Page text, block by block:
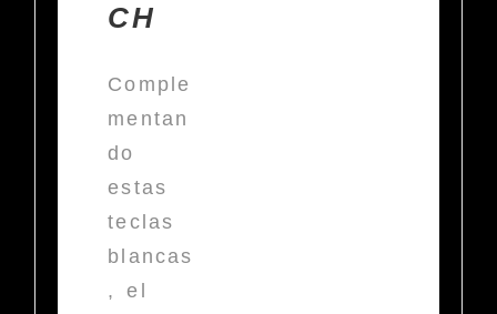
CH
Comple
mentan
do
estas
teclas
blancas
, el